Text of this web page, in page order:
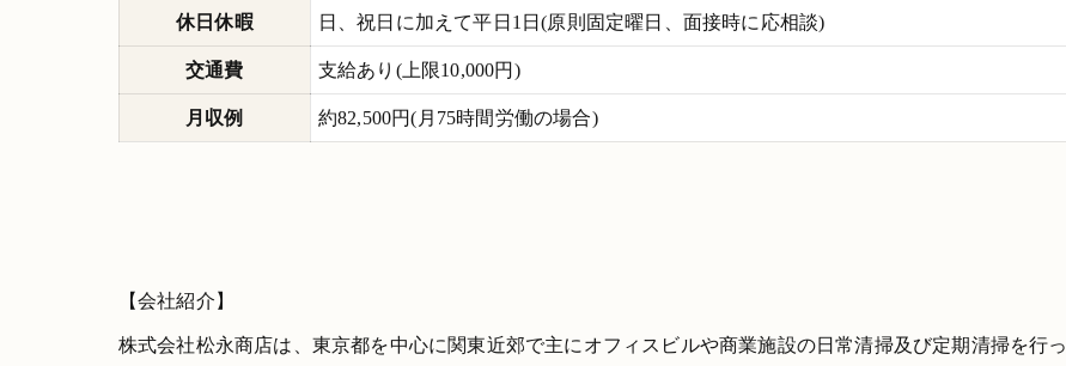
休日休暇 日、祝日に加えて平日1日(原則固定曜日、面接時に応相談)
交通費 支給あり(上限10,000円)
月収例 約82,500円(月75時間労働の場合)
【会社紹介】
株式会社松永商店は、東京都を中心に関東近郊で主にオフィスビルや商業施設の日常清掃及び定期清掃を行っ